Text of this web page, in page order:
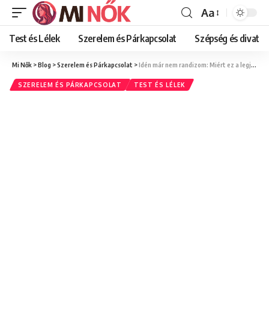
Font
Resizer
Aa
Test és Lélek Szerelem és Párkapcsolat Szépség és divat
Mi Nők >Blog >Szerelem és Párkapcsolat >Idén már nem randizom: Miért ez a legjobb döntés, amit most magamért hozhatok?
SZERELEM ÉS PÁRKAPCSOLAT TEST ÉS LÉLEK